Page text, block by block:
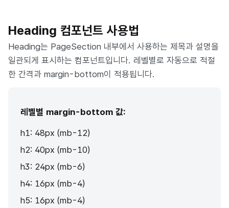
Heading 컴포넌트 사용법
Heading는 PageSection 내부에서 사용하는 제목과 설명을
일관되게 표시하는 컴포넌트입니다. 레벨별로 자동으로 적절
한 간격과 margin-bottom이 적용됩니다.
레벨별 margin-bottom 값:
h1: 48px (mb-12)
h2: 40px (mb-10)
h3: 24px (mb-6)
h4: 16px (mb-4)
h5: 16px (mb-4)